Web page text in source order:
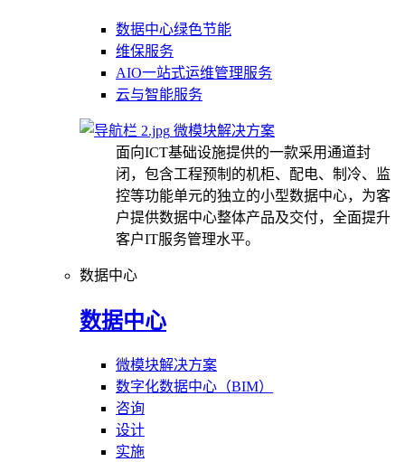
数据中心绿色节能
维保服务
AIO一站式运维管理服务
云与智能服务
微模块解决方案
面向ICT基础设施提供的一款采用通道封
闭，包含工程预制的机柜、配电、制冷、监
控等功能单元的独立的小型数据中心，为客
户提供数据中心整体产品及交付，全面提升
客户IT服务管理水平。
数据中心
数据中心
微模块解决方案
数字化数据中心（BIM）
咨询
设计
实施